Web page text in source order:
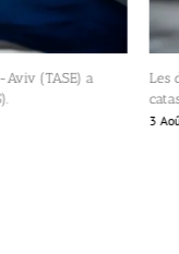
Aviv (TASE) a
Les
3